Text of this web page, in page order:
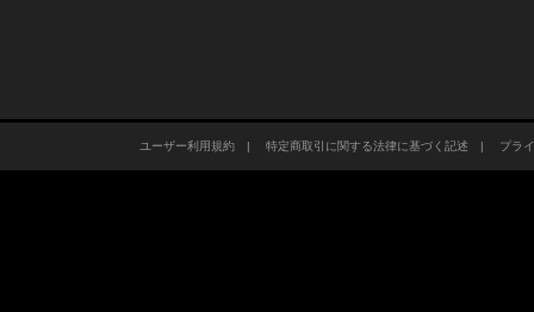
ユーザー利用規約| 特定商取引に関する法律に基づく記述 | プラ